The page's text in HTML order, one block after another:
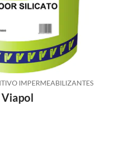
IMPERMEABILIZANTES